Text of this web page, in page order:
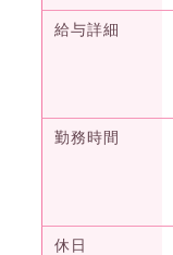
給与詳細
勤務時間
休日